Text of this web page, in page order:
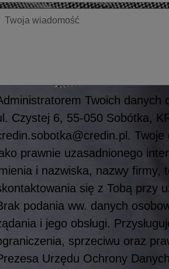
Twoich danych
Czystej 6, 55-050 Sobótka,
prawnie uzasadnionego
i nazwiska, nazwy firmy,
się z Tobą przy
podania ww. danych
i jego obsługi.
sprzeciwu oraz
Urzędu Ochrony